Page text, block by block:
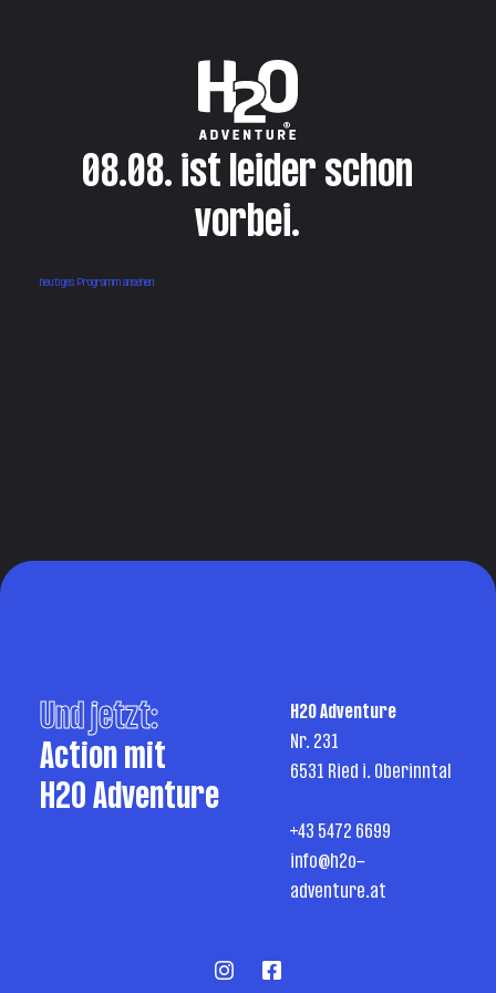
08.08. ist leider schon
vorbei.
heutiges Programm ansehen
Und jetzt:
Action mit
H2O Adventure
H2O Adventure
Nr. 231
6531 Ried i. Oberinntal
+43 5472 6699
info@h2o-
adventure.at